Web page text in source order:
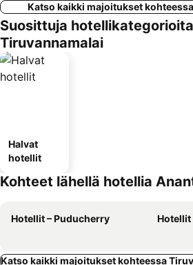
Katso kaikki majoitukset
Suosittuja
Tiruvannamalai
Halvat
hotellit
Kohteet lähellä hotellia
Hotellit – Puducherry Hotellit
Katso kaikki majoitukset kohteessa